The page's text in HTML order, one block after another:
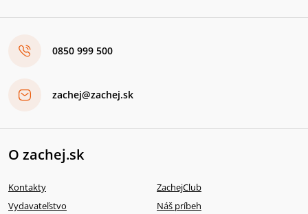
0850 999 500
zachej@zachej.sk
O zachej.sk
Kontakty
ZachejClub
Vydavateľstvo
Náš príbeh